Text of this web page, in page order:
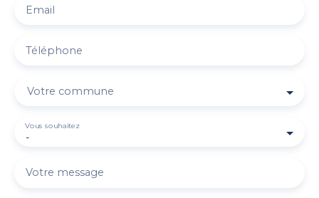
Email
Téléphone
Votre commune
-
Vous souhaitez
Votre message